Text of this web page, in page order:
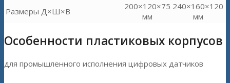
Размеры Д×Ш×В
200×120×75
мм
240×160×120
мм
Особенности пластиковых корпусов
для промышленного исполнения цифровых датчиков